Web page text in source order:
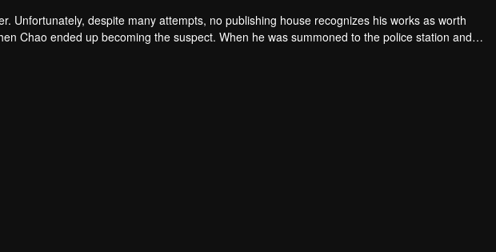
Unfortunately, despite many attempts, no publishing house recognizes his works as worth
Chao ended up becoming the suspect. When he was summoned to the police station and
one of the characters from his book, who came to life for reasons unknown to him. And as if that